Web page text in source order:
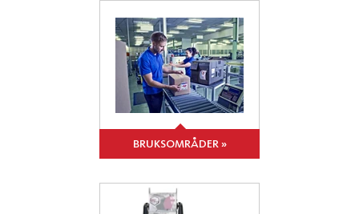
BRUKSOMRÅDER »